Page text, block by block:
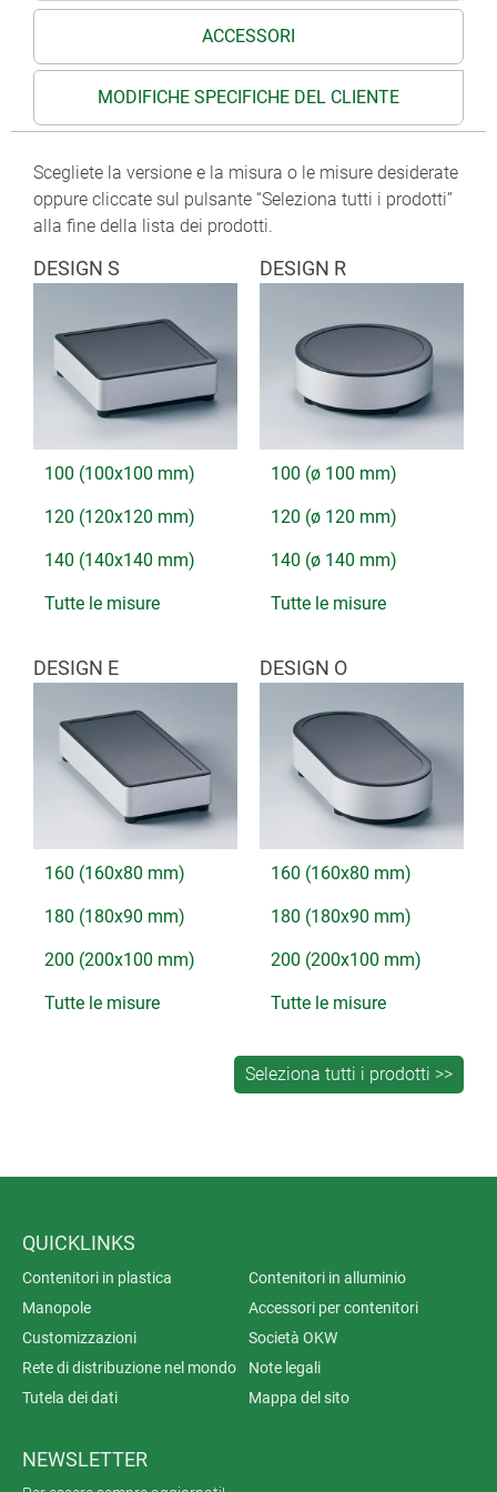
ACCESSORI
MODIFICHE SPECIFICHE DEL CLIENTE
Scegliete la versione e la misura o le misure desiderate
oppure cliccate sul pulsante “Seleziona tutti i prodotti”
alla fine della lista dei prodotti.
DESIGN S
100 (100x100 mm)
120 (120x120 mm)
140 (140x140 mm)
Tutte le misure
DESIGN R
100 (ø 100 mm)
120 (ø 120 mm)
140 (ø 140 mm)
Tutte le misure
DESIGN E
160 (160x80 mm)
180 (180x90 mm)
200 (200x100 mm)
Tutte le misure
DESIGN O
160 (160x80 mm)
180 (180x90 mm)
200 (200x100 mm)
Tutte le misure
QUICKLINKS
Contenitori in plastica
Contenitori in alluminio
Manopole
Accessori per contenitori
Customizzazioni
Società OKW
Rete di distribuzione nel mondo
Note legali
Tutela dei dati
Mappa del sito
NEWSLETTER